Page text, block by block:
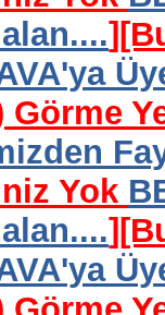
]
Görme
Yok
]